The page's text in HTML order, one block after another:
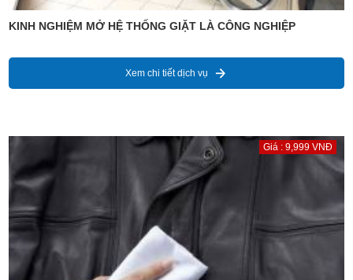
KINH NGHIỆM MỞ HỆ THỐNG GIẶT LÀ CÔNG NGHIỆP
Xem chi tiết dịch vụ
Giá : 9,999 VNĐ